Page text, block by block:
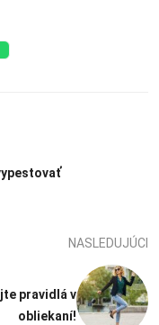
NASLEDUJÚCI
pravidlá v
obliekaní!